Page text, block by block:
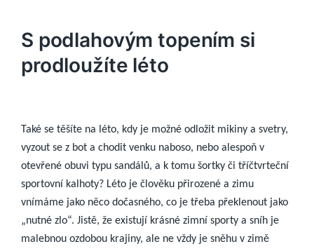
S podlahovým topením si
prodloužíte léto
Také se těšíte na léto, kdy je možné odložit mikiny a svetry,
vyzout se z bot a chodit venku naboso, nebo alespoň v
otevřené obuvi typu sandálů, a k tomu šortky či tříčtvrteční
sportovní kalhoty? Léto je člověku přirozené a zimu
vnímáme jako něco dočasného, co je třeba překlenout jako
„nutné zlo“. Jistě, že existují krásné zimní sporty a sníh je
malebnou ozdobou krajiny, ale ne vždy je sněhu v zimě